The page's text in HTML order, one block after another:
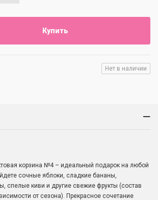
Купить
Нет в наличии
корзина №4 – идеальный подарок на любой
сочные яблоки, сладкие бананы,
спелые киви и другие свежие фрукты (состав
от сезона). Прекрасное сочетание